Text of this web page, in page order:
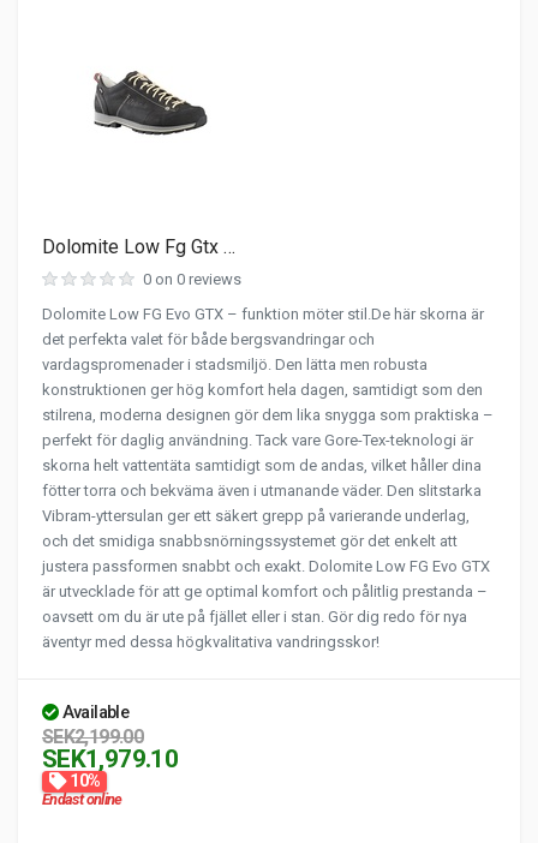
Dolomite Low Fg Gtx …
0 on 0 reviews
Dolomite Low FG Evo GTX – funktion möter stil.De här skorna är
det perfekta valet för både bergsvandringar och
vardagspromenader i stadsmiljö. Den lätta men robusta
konstruktionen ger hög komfort hela dagen, samtidigt som den
stilrena, moderna designen gör dem lika snygga som praktiska –
perfekt för daglig användning. Tack vare Gore-Tex-teknologi är
skorna helt vattentäta samtidigt som de andas, vilket håller dina
fötter torra och bekväma även i utmanande väder. Den slitstarka
Vibram-yttersulan ger ett säkert grepp på varierande underlag,
och det smidiga snabbsnörningssystemet gör det enkelt att
justera passformen snabbt och exakt. Dolomite Low FG Evo GTX
är utvecklade för att ge optimal komfort och pålitlig prestanda –
oavsett om du är ute på fjället eller i stan. Gör dig redo för nya
äventyr med dessa högkvalitativa vandringsskor!
Available
SEK2,199.00
SEK1,979.10
10%
Endast online